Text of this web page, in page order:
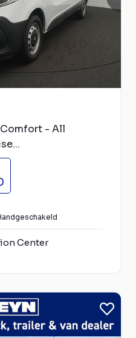
Comfort - All
Center